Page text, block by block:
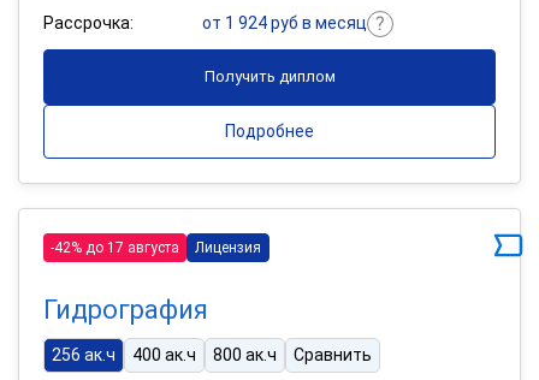
Рассрочка:
от 1 924 руб в месяц
Получить диплом
Подробнее
-42% до 17 августа Лицензия
Гидрография
256 ак.ч 400 ак.ч 800 ак.ч Сравнить